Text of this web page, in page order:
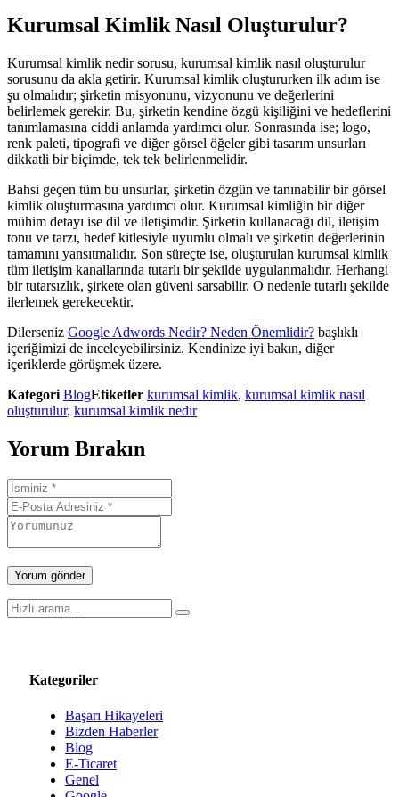
Kurumsal Kimlik Nasıl Oluşturulur?
Kurumsal kimlik nedir sorusu, kurumsal kimlik nasıl oluşturulur
sorusunu da akla getirir. Kurumsal kimlik oluştururken ilk adım ise
şu olmalıdır; şirketin misyonunu, vizyonunu ve değerlerini
belirlemek gerekir. Bu, şirketin kendine özgü kişiliğini ve hedeflerini
tanımlamasına ciddi anlamda yardımcı olur. Sonrasında ise; logo,
renk paleti, tipografi ve diğer görsel öğeler gibi tasarım unsurları
dikkatli bir biçimde, tek tek belirlenmelidir.
Bahsi geçen tüm bu unsurlar, şirketin özgün ve tanınabilir bir görsel
kimlik oluşturmasına yardımcı olur. Kurumsal kimliğin bir diğer
mühim detayı ise dil ve iletişimdir. Şirketin kullanacağı dil, iletişim
tonu ve tarzı, hedef kitlesiyle uyumlu olmalı ve şirketin değerlerinin
tamamını yansıtmalıdır. Son süreçte ise, oluşturulan kurumsal kimlik
tüm iletişim kanallarında tutarlı bir şekilde uygulanmalıdır. Herhangi
bir tutarsızlık, şirkete olan güveni sarsabilir. O nedenle tutarlı şekilde
ilerlemek gerekecektir.
Dilerseniz Google Adwords Nedir? Neden Önemlidir? başlıklı
içeriğimizi de inceleyebilirsiniz. Kendinize iyi bakın, diğer
içeriklerde görüşmek üzere.
Kategori BlogEtiketler kurumsal kimlik, kurumsal kimlik nasıl
oluşturulur, kurumsal kimlik nedir
Yorum Bırakın
Kategoriler
Başarı Hikayeleri
Bizden Haberler
Blog
E-Ticaret
Genel